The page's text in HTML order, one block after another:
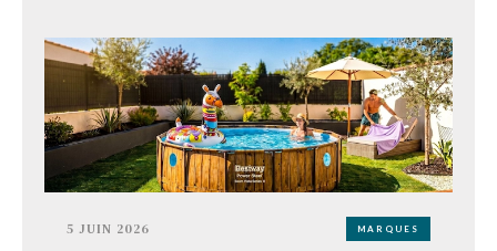
5 JUIN 2026 MARQUES